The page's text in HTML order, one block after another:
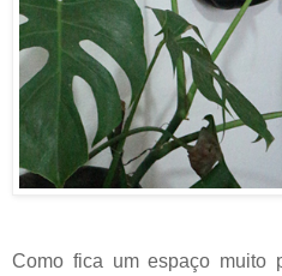
Como fica um espaço muito